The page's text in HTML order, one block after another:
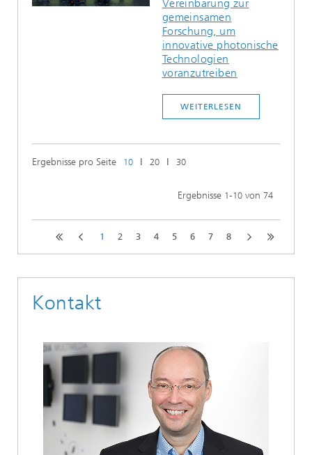
Vereinbarung zur
gemeinsamen
Forschung, um
innovative photonische
Technologien
voranzutreiben
WEITERLESEN
Ergebnisse pro Seite 10 ǀ 20 ǀ 30
Ergebnisse 1-10 von 74
1 2 3 4 5 6 7 8
Kontakt